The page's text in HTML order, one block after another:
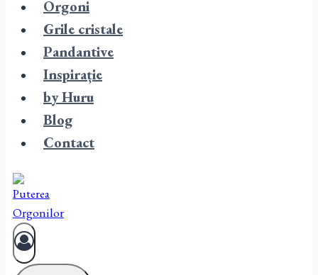
Orgoni
Grile cristale
Pandantive
Inspirație
by Huru
Blog
Contact